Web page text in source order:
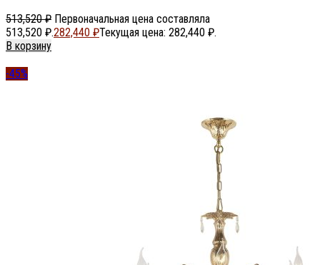
513,520₽ Первоначальная цена составляла
513,520 ₽.282,440 ₽Текущая цена: 282,440 ₽.
В корзину
-45%